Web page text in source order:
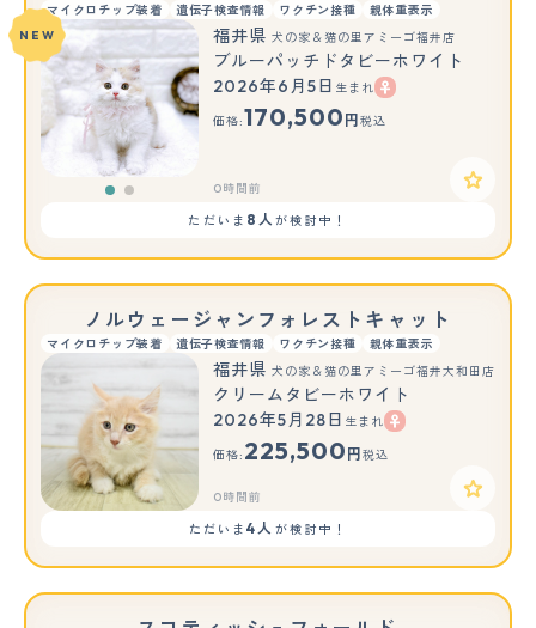
マイクロチップ装着 遺伝子検査情報 ワクチン接種 親体重表示
もっと見る
NEW 福井県 犬の家＆猫の里アミーゴ福井店
ブルーパッチドタビーホワイト
2026年6月5日 生まれ
価格:170,500 円 税込
0時間前
ただいま 8人が検討中！
ノルウェージャンフォレストキャット
マイクロチップ装着 遺伝子検査情報 ワクチン接種 親体重表示
福井県 犬の家＆猫の里アミーゴ福井大和田店
クリームタビーホワイト
2026年5月28日 生まれ
価格: 225,500 円 税込
0時間前
ただいま4人 が検討中！